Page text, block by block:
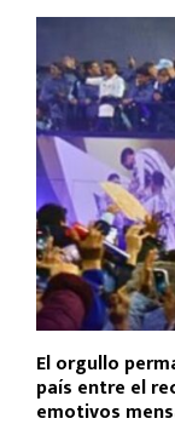
El orgullo
país entre el
emotivos